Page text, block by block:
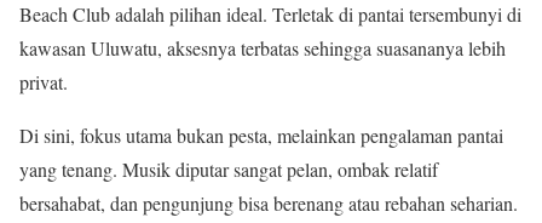
Beach Club adalah pilihan ideal. Terletak di pantai tersembunyi di
kawasan Uluwatu, aksesnya terbatas sehingga suasananya lebih
privat.
Di sini, fokus utama bukan pesta, melainkan pengalaman pantai
yang tenang. Musik diputar sangat pelan, ombak relatif
bersahabat, dan pengunjung bisa berenang atau rebahan seharian.